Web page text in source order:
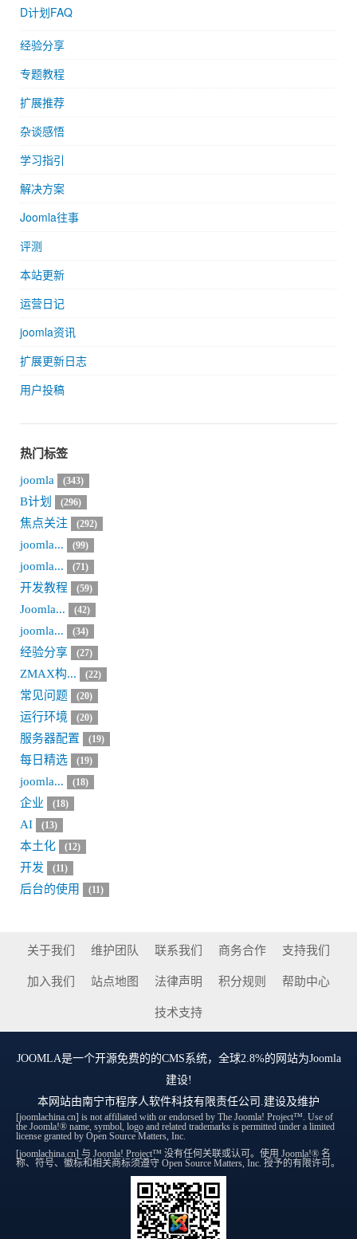
D计划FAQ
经验分享
专题教程
扩展推荐
杂谈感悟
学习指引
解决方案
Joomla往事
评测
本站更新
运营日记
joomla资讯
扩展更新日志
用户投稿
热门标签
joomla (343)
B计划 (296)
焦点关注 (292)
joomla... (99)
joomla... (71)
开发教程 (59)
Joomla... (42)
joomla... (34)
经验分享 (27)
ZMAX构... (22)
常见问题 (20)
运行环境 (20)
服务器配置 (19)
每日精选 (19)
joomla... (18)
企业 (18)
AI (13)
本土化 (12)
开发 (11)
后台的使用 (11)
关于我们 维护团队 联系我们 商务合作 支持我们
加入我们 站点地图 法律声明 积分规则 帮助中心
技术支持
JOOMLA是一个开源免费的的CMS系统，全球2.8%的网站为Joomla
建设!
本网站由南宁市程序人软件科技有限责任公司 .建设及维护
[joomlachina.cn] is not affiliated with or endorsed by The Joomla! Project™. Use of
the Joomla!® name, symbol, logo and related trademarks is permitted under a limited
license granted by Open Source Matters, Inc.
[joomlachina.cn] 与 Joomla! Project™ 没有任何关联或认可。使用 Joomla!® 名
称、符号、徽标和相关商标须遵守 Open Source Matters, Inc. 授予的有限许可。